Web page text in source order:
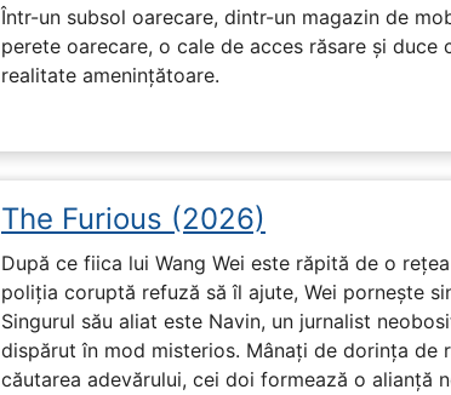
Într-un subsol oarecare, dintr-un magazin de
perete oarecare, o cale de acces răsare și duce
realitate amenințătoare.
The Furious (2026)
După ce fiica lui Wang Wei este răpită de o
poliția coruptă refuză să îl ajute, Wei pornește
Singurul său aliat este Navin, un jurnalist
dispărut în mod misterios. Mânați de dorința de
căutarea adevărului, cei doi formează o alianță